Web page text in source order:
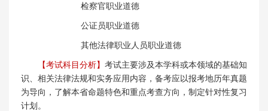
检察官职业道德
公证员职业道德
其他法律职业人员职业道德
【考试科目分析】 考试主要涉及本学科或本领域的基础知
识、相关法律法规和实务应用内容，备考应以报考地历年真题
为导向，了解本省命题特色和重点考查方向，制定针对性复习
计划。